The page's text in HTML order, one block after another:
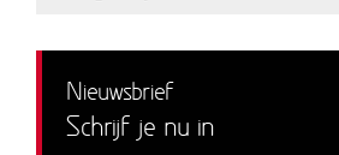
Nieuwsbrief
Schrijf je nu in